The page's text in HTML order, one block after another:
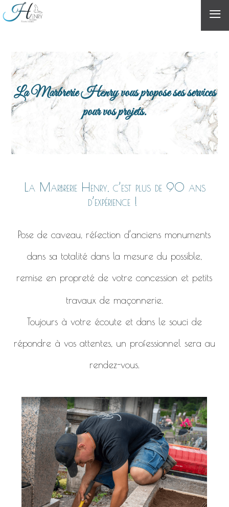
≡
La Marbrerie Henry vous propose ses services
pour vos projets.
La Marbrerie Henry, c’est plus de 90 ans
d’expérience !
Pose de caveau, réfection d’anciens monuments
dans sa totalité dans la mesure du possible,
remise en propreté de votre concession et petits
travaux de maçonnerie.
Toujours à votre écoute et dans le souci de
répondre à vos attentes, un professionnel sera au
rendez-vous.